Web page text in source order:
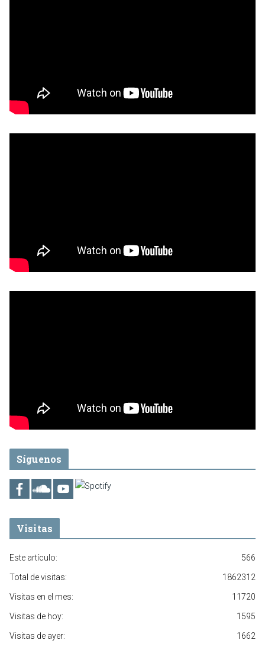
Síguenos
Visitas
566
Este artículo:
1862312
Total de visitas:
11720
Visitas en el mes:
1595
Visitas de hoy:
1662
Visitas de ayer: